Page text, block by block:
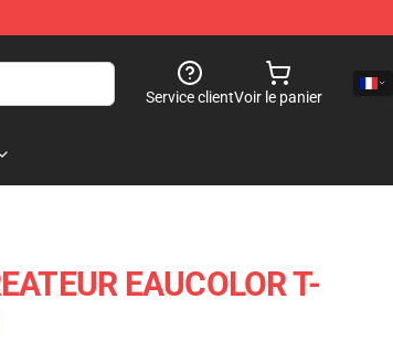
Service clientVoir le panier
EAUCOLOR T-